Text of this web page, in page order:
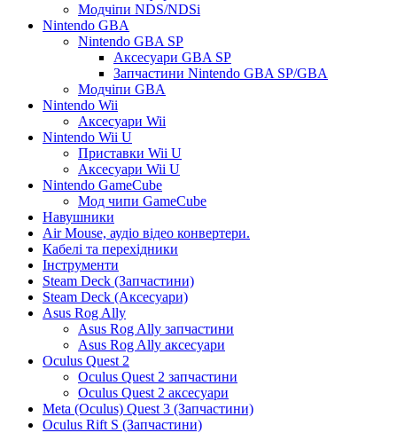
Модчіпи NDS/NDSi
Nintendo GBA
Nintendo GBA SP
Аксесуари GBA SP
Запчастини Nintendo GBA SP/GBA
Модчіпи GBA
Nintendo Wii
Аксесуари Wii
Nintendo Wii U
Приставки Wii U
Аксесуари Wii U
Nintendo GameCube
Мод чипи GameCube
Навушники
Air Mouse, аудіо відео конвертери.
Кабелі та перехідники
Інструменти
Steam Deck (Запчастини)
Steam Deck (Аксесуари)
Asus Rog Ally
Asus Rog Ally запчастини
Asus Rog Ally аксесуари
Oculus Quest 2
Oculus Quest 2 запчастини
Oculus Quest 2 аксесуари
Meta (Oculus) Quest 3 (Запчастини)
Oculus Rift S (Запчастини)